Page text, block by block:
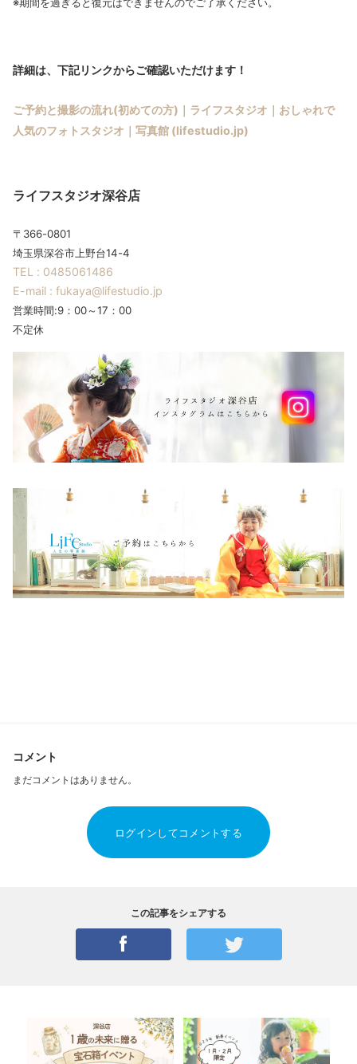
詳細は、下記リンクからご確認いただけます！
ご予約と撮影の流れ(初めての方)｜ライフスタジオ｜おしゃれで
人気のフォトスタジオ｜写真館 (lifestudio.jp)
ライフスタジオ深谷店
〒366-0801
埼玉県深谷市上野台14-4
TEL : 0485061486
E-mail : fukaya@lifestudio.jp
営業時間:9：00～17：00
不定休
コメント
まだコメントはありません。
ログインしてコメントする
この記事をシェアする